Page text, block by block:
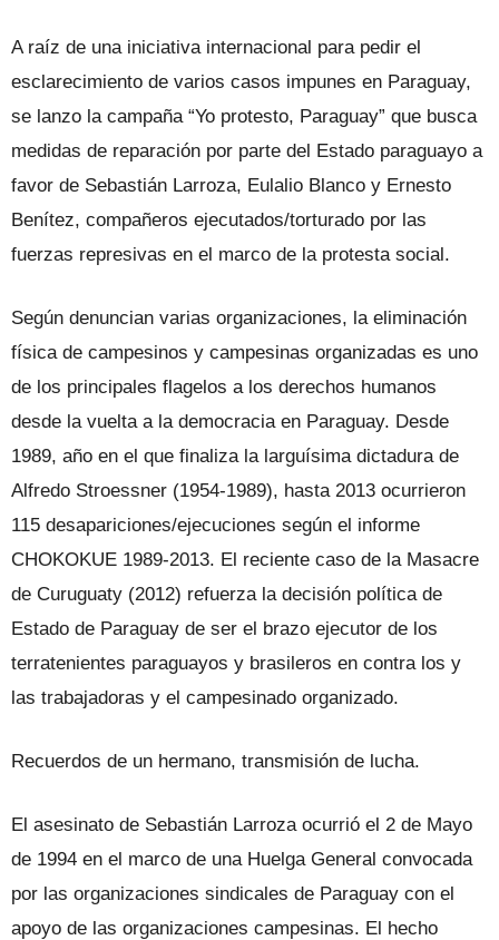
A raíz de una iniciativa internacional para pedir el
esclarecimiento de varios casos impunes en Paraguay,
se lanzo la campaña “Yo protesto, Paraguay” que busca
medidas de reparación por parte del Estado paraguayo a
favor de Sebastián Larroza, Eulalio Blanco y Ernesto
Benítez, compañeros ejecutados/torturado por las
fuerzas represivas en el marco de la protesta social.
Según denuncian varias organizaciones, la eliminación
física de campesinos y campesinas organizadas es uno
de los principales flagelos a los derechos humanos
desde la vuelta a la democracia en Paraguay. Desde
1989, año en el que finaliza la larguísima dictadura de
Alfredo Stroessner (1954-1989), hasta 2013 ocurrieron
115 desapariciones/ejecuciones según el informe
CHOKOKUE 1989-2013. El reciente caso de la Masacre
de Curuguaty (2012) refuerza la decisión política de
Estado de Paraguay de ser el brazo ejecutor de los
terratenientes paraguayos y brasileros en contra los y
las trabajadoras y el campesinado organizado.
Recuerdos de un hermano, transmisión de lucha.
El asesinato de Sebastián Larroza ocurrió el 2 de Mayo
de 1994 en el marco de una Huelga General convocada
por las organizaciones sindicales de Paraguay con el
apoyo de las organizaciones campesinas. El hecho